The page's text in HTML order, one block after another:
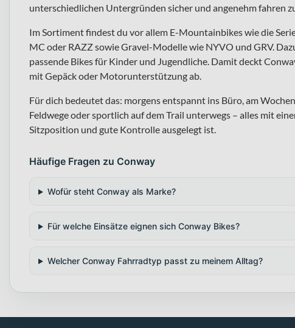
unterschiedlichen Untergründen sicher und angenehm fahren
Im Sortiment findest du vor allem E-Mountainbikes wie die
MC oder RAZZ sowie Gravel-Modelle wie NYVO und GRV.
passende Bikes für Kinder und Jugendliche. Damit deckt
mit Gepäck oder Motorunterstützung ab.
Für dich bedeutet das: morgens entspannt ins Büro, am
Feldwege oder sportlich auf dem Trail unterwegs – alles mit
Sitzposition und gute Kontrolle ausgelegt ist.
Häufige Fragen zu Conway
Wofür steht Conway als Marke?
Für welche Einsätze eignen sich Conway Bikes?
Welcher Conway Fahrradtyp passt zu meinem Alltag?